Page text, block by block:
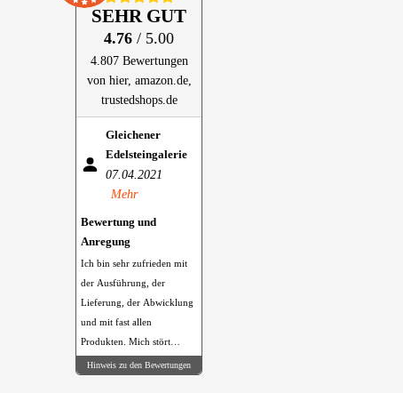
SEHR GUT
4.76 / 5.00
4.807 Bewertungen
von hier, amazon.de,
trustedshops.de
Gleichener
Edelsteingalerie
07.04.2021
Mehr
Bewertung und
Anregung
Ich bin sehr zufrieden mit
der Ausführung, der
Lieferung, der Abwicklung
und mit fast allen
Produkten. Mich stört
allerdings sehr, das der 96
Hinweis zu den Bewertungen